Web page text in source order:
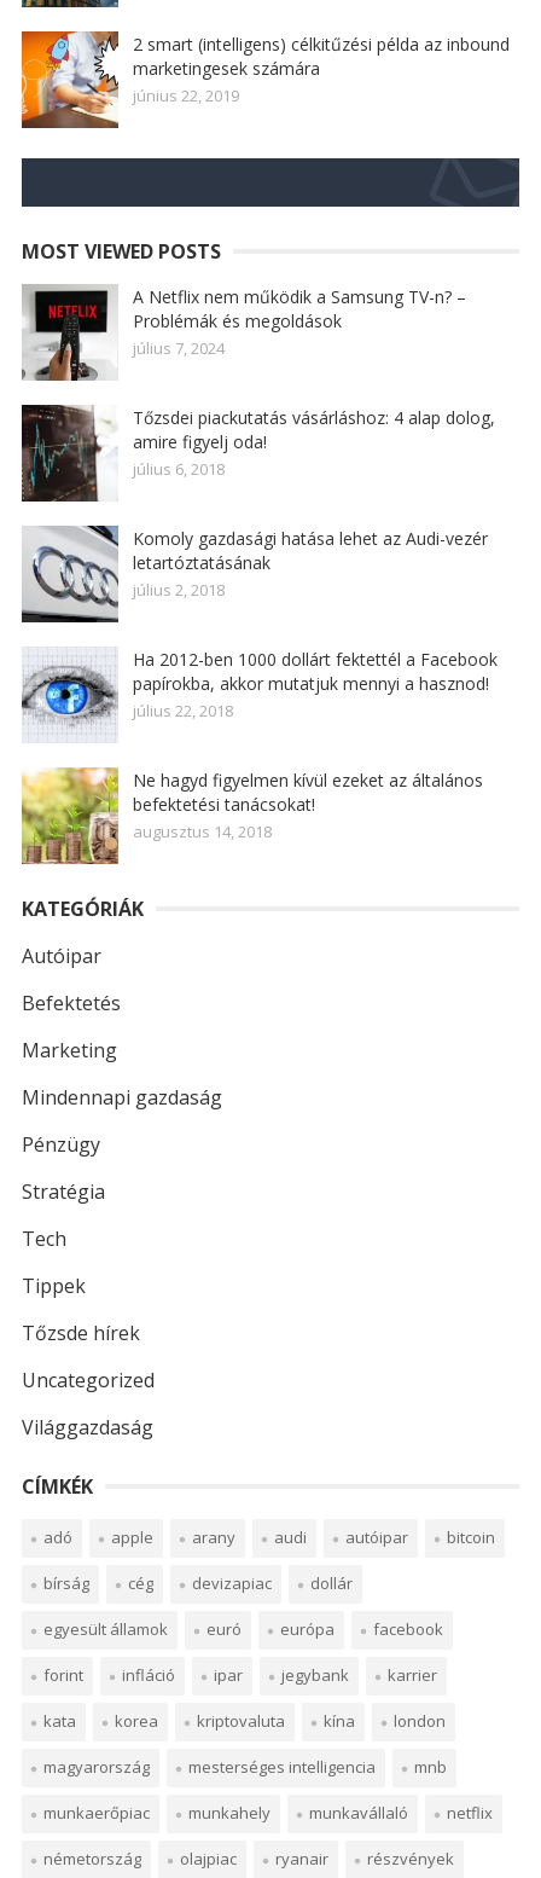
2 smart (intelligens) célkitűzési példa az inbound
marketingesek számára
június 22, 2019
MOST VIEWED POSTS
A Netflix nem működik a Samsung TV-n? –
Problémák és megoldások
július 7, 2024
Tőzsdei piackutatás vásárláshoz: 4 alap dolog,
amire figyelj oda!
július 6, 2018
Komoly gazdasági hatása lehet az Audi-vezér
letartóztatásának
július 2, 2018
Ha 2012-ben 1000 dollárt fektettél a Facebook
papírokba, akkor mutatjuk mennyi a hasznod!
július 22, 2018
Ne hagyd figyelmen kívül ezeket az általános
befektetési tanácsokat!
augusztus 14, 2018
KATEGÓRIÁK
Autóipar
Befektetés
Marketing
Mindennapi gazdaság
Pénzügy
Stratégia
Tech
Tippek
Tőzsde hírek
Uncategorized
Világgazdaság
CÍMKÉK
adó apple arany audi autóipar bitcoin
bírság cég devizapiac dollár
egyesült államok euró európa facebook
forint infláció ipar jegybank karrier
kata korea kriptovaluta kína london
magyarország mesterséges intelligencia mnb
munkaerőpiac munkahely munkavállaló netflix
németország olajpiac ryanair részvények